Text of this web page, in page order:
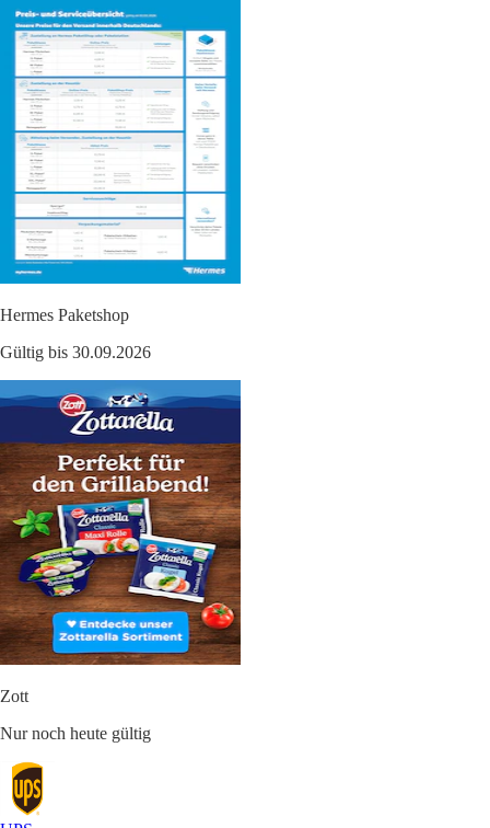
Hermes Paketshop
Gültig bis 30.09.2026
Zott
Nur noch heute gültig